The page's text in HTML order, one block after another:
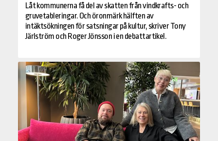
Låt kommunerna få del av skatten från vindkrafts- och
gruvetableringar. Och öronmärk hälften av
intäktsökningen för satsningar på kultur, skriver Tony
Järlström och Roger Jönsson i en debattartikel.